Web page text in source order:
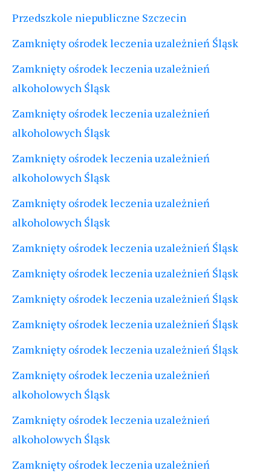
Przedszkole niepubliczne Szczecin
Zamknięty ośrodek leczenia uzależnień Śląsk
Zamknięty ośrodek leczenia uzależnień
alkoholowych Śląsk
Zamknięty ośrodek leczenia uzależnień
alkoholowych Śląsk
Zamknięty ośrodek leczenia uzależnień
alkoholowych Śląsk
Zamknięty ośrodek leczenia uzależnień
alkoholowych Śląsk
Zamknięty ośrodek leczenia uzależnień Śląsk
Zamknięty ośrodek leczenia uzależnień Śląsk
Zamknięty ośrodek leczenia uzależnień Śląsk
Zamknięty ośrodek leczenia uzależnień Śląsk
Zamknięty ośrodek leczenia uzależnień Śląsk
Zamknięty ośrodek leczenia uzależnień
alkoholowych Śląsk
Zamknięty ośrodek leczenia uzależnień
alkoholowych Śląsk
Zamknięty ośrodek leczenia uzależnień